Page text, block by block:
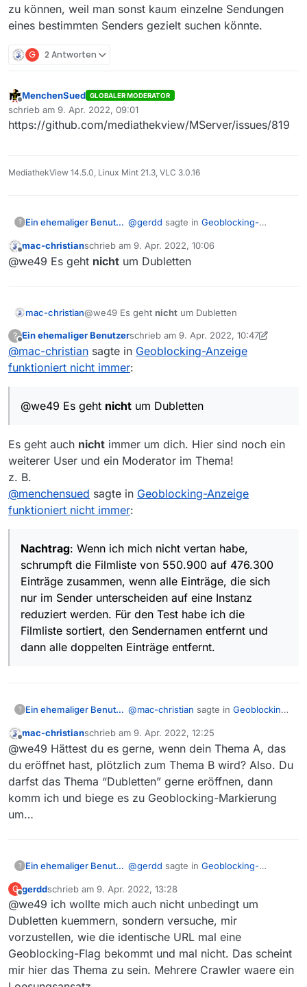
zu können, weil man sonst kaum einzelne Sendungen
eines bestimmten Senders gezielt suchen könnte.
G 2 Antworten
Offline
MenchenSued GLOBALER MODERATOR
schrieb am 9. Apr. 2022, 09:01
zuletzt editiert von
https://github.com/mediathekview/MServer/issues/819
MediathekView 14.5.0, Linux Mint 21.3, VLC 3.0.16
? Ein ehemaliger Benutzer @gerdd sagte in Geoblocking-
Koennte es sein, dass es da
Mediatheken (hier HR), auch
konvergiert?
Doubletten, wenn nicht irgendeine
Sender-URL suchen zu können, weil
man sonst kaum einzelne Sendungen
eines bestimmten Senders gezielt
suchen könnte.
Offline
mac-christianschrieb am 9. Apr. 2022, 10:06
zuletzt editiert von
@we49 Es geht nicht um Dubletten
mac-christian@we49 Es geht nicht um Dubletten
? Ein ehemaliger Benutzerschrieb am 9. Apr. 2022, 10:47
zuletzt editiert von Ein ehemaliger
@mac-christian sagte in Geoblocking-Anzeige
funktioniert nicht immer:
@we49 Es geht nicht um Dubletten
Es geht auch nicht immer um dich. Hier sind noch ein
weiterer User und ein Moderator im Thema!
z. B.
@menchensued sagte in Geoblocking-Anzeige
funktioniert nicht immer:
Nachtrag: Wenn ich mich nicht vertan habe,
schrumpft die Filmliste von 550.900 auf 476.300
Einträge zusammen, wenn alle Einträge, die sich
nur im Sender unterscheiden auf eine Instanz
reduziert werden. Für den Test habe ich die
Filmliste sortiert, den Sendernamen entfernt und
dann alle doppelten Einträge entfernt.
? Ein ehemaliger Benutzer @mac-christian sagte in Geoblocking-
@we49 Es geht nichtum
Dubletten
Es geht auchnichtimmer um dich.
Hier sind noch ein weiterer User und
ein Moderator im Thema!
: Wenn ich mich nicht
wenn alle Einträge, die sich nur
im Sender unterscheiden auf
eine Instanz reduziert werden.
Für den Test habe ich die
Filmliste sortiert, den
Sendernamen entfernt und dann
alle doppelten Einträge entfernt.
Offline
mac-christianschrieb am 9. Apr. 2022, 12:25
zuletzt editiert von
@we49 Hättest du es gerne, wenn dein Thema A, das
du eröffnet hast, plötzlich zum Thema B wird? Also. Du
darfst das Thema “Dubletten” gerne eröffnen, dann
komm ich und biege es zu Geoblocking-Markierung
um…
? Ein ehemaliger Benutzer @gerdd sagte in Geoblocking-
Koennte es sein, dass es da
verschiedene Crawler gibt -
einen fuer die ARD und noch je
einen fuer die regionalen
Mediatheken (hier HR), auch
wenn das alles bei der ARD
Das wird wahrscheinlich so sein. Das
hilft aber nicht beim Entfernen der
Doubletten, wenn nicht irgendeine
Möglichkeit existiert, auch nach der
G
Offline
gerddschrieb am 9. Apr. 2022, 13:28
zuletzt editiert von
@we49 ich wollte mich auch nicht unbedingt um
Dubletten kuemmern, sondern versuche, mir
vorzustellen, wie die identische URL mal eine
Geoblocking-Flag bekommt und mal nicht. Das scheint
mir hier das Thema zu sein. Mehrere Crawler waere ein